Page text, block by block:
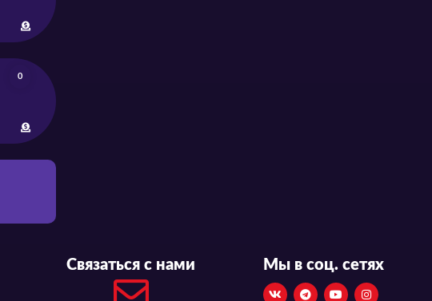
0
Связаться с нами Мы в соц. сетях